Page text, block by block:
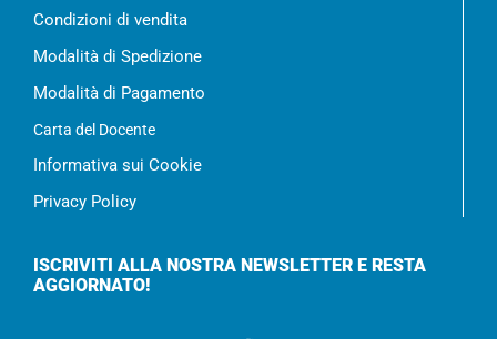
Condizioni di vendita
Modalità di Spedizione
Modalità di Pagamento
Carta del Docente
Informativa sui Cookie
Privacy Policy
ISCRIVITI ALLA NOSTRA NEWSLETTER E RESTA
AGGIORNATO!